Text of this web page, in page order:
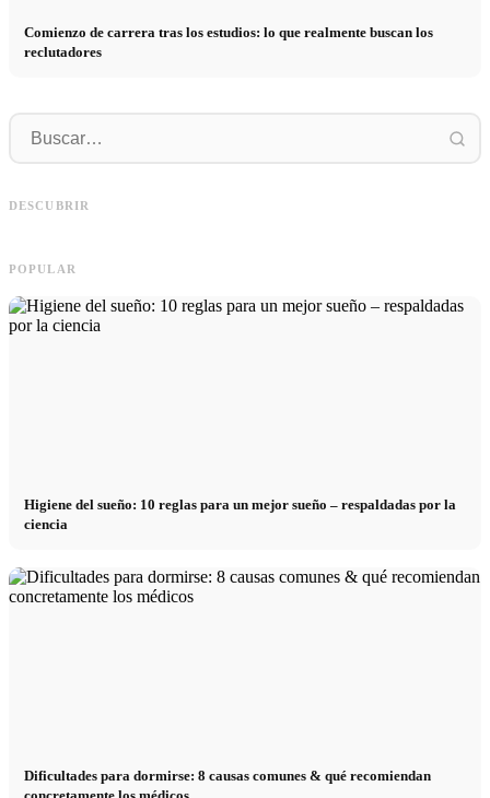
Comienzo de carrera tras los estudios: lo que realmente buscan los
reclutadores
DESCUBRIR
hacia la carrera
POPULAR
Higiene del sueño: 10 reglas para un mejor sueño – respaldadas por la
ciencia
Dificultades para dormirse: 8 causas comunes & qué recomiendan